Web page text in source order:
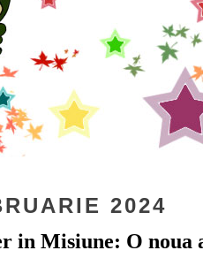
2024
in Misiune: O